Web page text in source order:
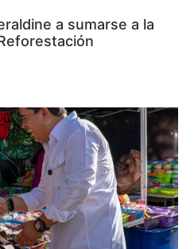
a sumarse a la